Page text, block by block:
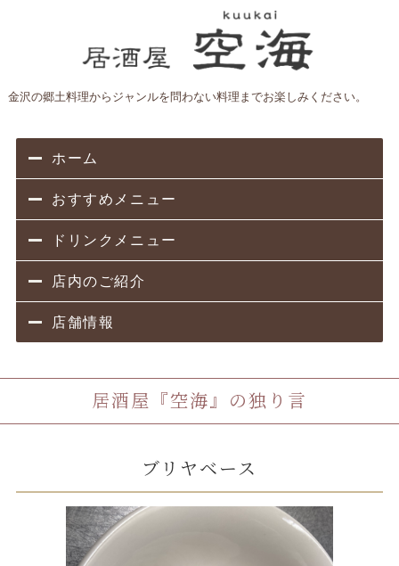
金沢の郷土料理からジャンルを問わない料理までお楽しみください。
ホーム
おすすめメニュー
ドリンクメニュー
店内のご紹介
店舗情報
居酒屋『空海』の独り言
ブリヤベース